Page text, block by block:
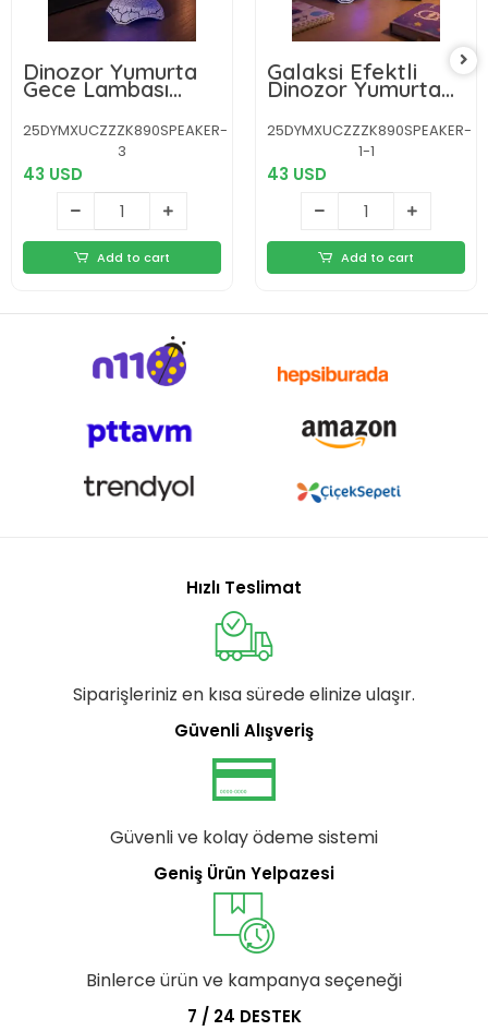
Dinozor Yumurta
Gece Lambası
Projektör – 14
Renk Seçeneği
25DYMXUCZZZK890SPEAKER-
3
43 USD
Add to cart
Galaksi Efektli
Dinozor Yumurta
Projektör –
Yüksek
Çözünürlüklü
25DYMXUCZZZK890SPEAKER-
1-1
43 USD
Add to cart
Hızlı Teslimat
Siparişleriniz en kısa sürede elinize ulaşır.
Güvenli Alışveriş
Güvenli ve kolay ödeme sistemi
Geniş Ürün Yelpazesi
Binlerce ürün ve kampanya seçeneği
7 / 24 DESTEK